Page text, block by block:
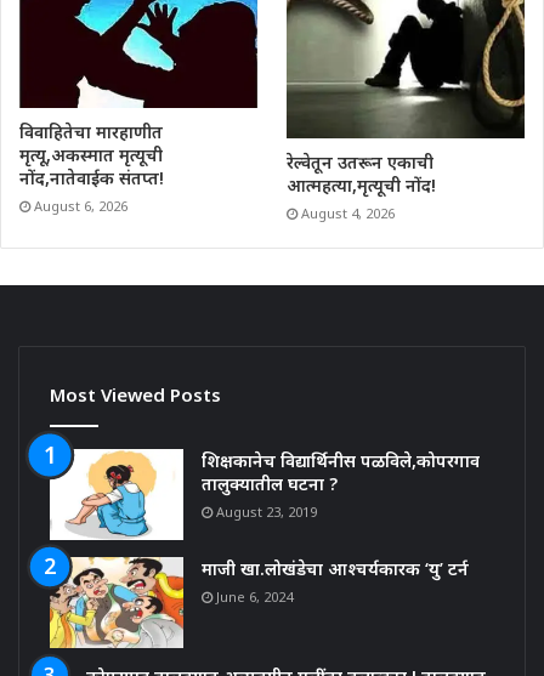
विवाहितेचा मारहाणीत
मृत्यू,अकस्मात मृत्यूची
नोंद,नातेवाईक संतप्त!
August 6, 2026
रेल्वेतून उतरून एकाची
आत्महत्या,मृत्यूची नोंद!
August 4, 2026
Most Viewed Posts
शिक्षकानेच विद्यार्थिनीस पळविले,कोपरगाव
तालुक्यातील घटना ?
August 23, 2019
माजी खा.लोखंडेचा आश्चर्यकारक ‘यु’ टर्न
June 6, 2024